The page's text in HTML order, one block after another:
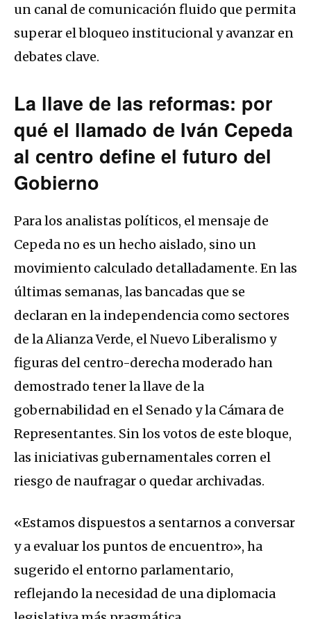
un canal de comunicación fluido que permita
superar el bloqueo institucional y avanzar en
debates clave.
La llave de las reformas: por
qué el llamado de Iván Cepeda
al centro define el futuro del
Gobierno
Para los analistas políticos, el mensaje de
Cepeda no es un hecho aislado, sino un
movimiento calculado detalladamente. En las
últimas semanas, las bancadas que se
declaran en la independencia como sectores
de la Alianza Verde, el Nuevo Liberalismo y
figuras del centro-derecha moderado han
demostrado tener la llave de la
gobernabilidad en el Senado y la Cámara de
Representantes. Sin los votos de este bloque,
las iniciativas gubernamentales corren el
riesgo de naufragar o quedar archivadas.
«Estamos dispuestos a sentarnos a conversar
y a evaluar los puntos de encuentro», ha
sugerido el entorno parlamentario,
reflejando la necesidad de una diplomacia